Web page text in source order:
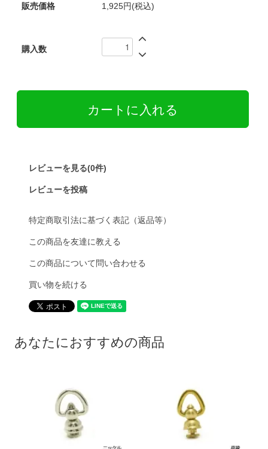
販売価格 1,925円(税込)
購入数
レビューを見る(0件)
レビューを投稿
特定商取引法に基づく表記（返品等）
この商品を友達に教える
この商品について問い合わせる
買い物を続ける
あなたにおすすめの商品